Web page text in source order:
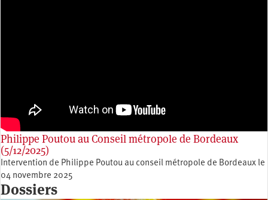
Philippe Poutou au Conseil métropole de Bordeaux
(5/12/2025)
Intervention de Philippe Poutou au conseil métropole de Bordeaux le
04 novembre 2025
Dossiers